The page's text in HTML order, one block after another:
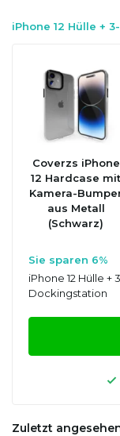
iPhone 12 Hülle +
Coverzs iPhone
12 Hardcase mit
Kamera-
aus Metall
(Schwarz)
Sie sparen 6%
iPhone 12 Hülle +
Dockingstation
Zuletzt